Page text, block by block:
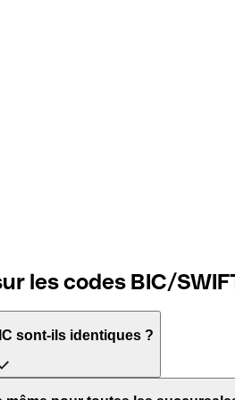
les codes BIC/
sont-ils identiques ?